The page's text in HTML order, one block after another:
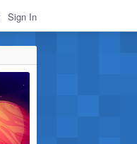
Sign In